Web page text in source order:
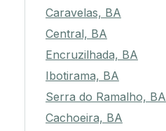
Caravelas, BA
Central, BA
Encruzilhada, BA
Ibotirama, BA
Serra do Ramalho, BA
Cachoeira, BA